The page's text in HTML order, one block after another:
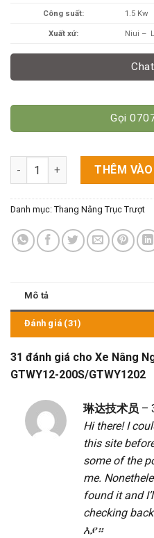
Công suất: 1.5 Kw
Xuất xứ: Niui –
Gọi
Xe Nâng Người 12m Trục
THÊM
Danh mục: Thang Nâng Trục Trượt
Mô tả
Đánh giá (31)
31 đánh giá cho Xe Nâng
GTWY12-200S/GTWY1202
琳达技术员 –
Hi there! I
this site
some of the
me.
found it and
checking
እያ።